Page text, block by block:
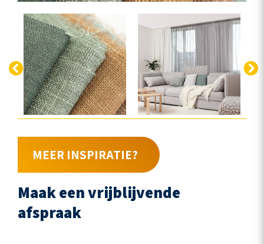
MEER INSPIRATIE?
Maak een vrijblijvende
afspraak